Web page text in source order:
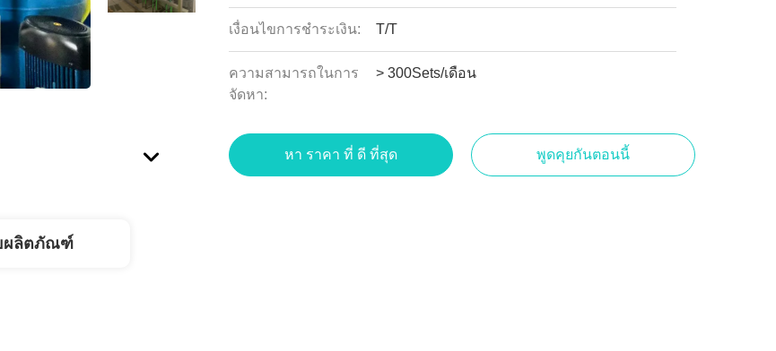
เงื่อนไขการชำระเงิน: T/T
ความสามารถในการ
จัดหา:
> 300Sets/เดือน
หา ราคา ที่ ดี ที่สุด พูดคุยกันตอนนี้
ผลิตภัณฑ์